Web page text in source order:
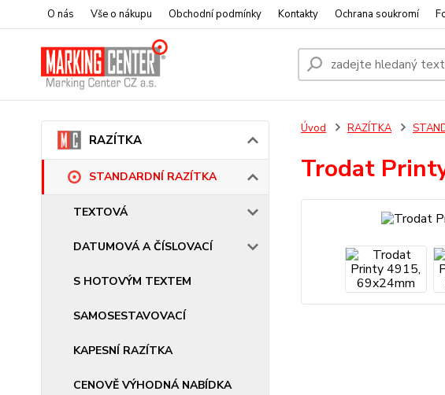
O nás Vše o nákupu Obchodní podmínky Kontakty Ochrana soukromí
RAZÍTKA
STANDARDNÍ RAZÍTKA
TEXTOVÁ
DATUMOVÁ A ČÍSLOVACÍ
S HOTOVÝM TEXTEM
SAMOSESTAVOVACÍ
KAPESNÍ RAZÍTKA
CENOVĚ VÝHODNÁ NABÍDKA
Úvod RAZÍTKA
Trodat